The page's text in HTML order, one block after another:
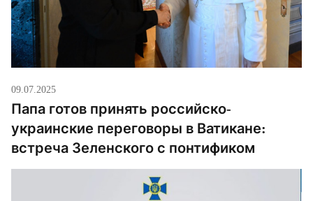
09.07.2025
Папа готов принять российско-
украинские переговоры в Ватикане:
встреча Зеленского с понтификом